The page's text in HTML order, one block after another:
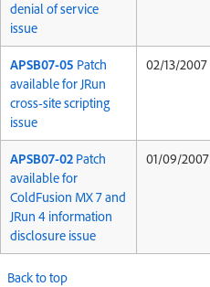
denial of service
issue
APSB07-05 Patch
available for JRun
cross-site scripting
issue
02/13/2007
APSB07-02 Patch
available for
ColdFusion MX 7 and
JRun 4 information
disclosure issue
01/09/2007
Back to top